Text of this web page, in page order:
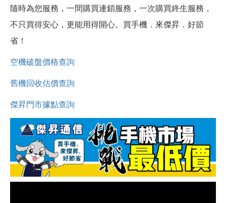
隨時為您服務，一間購買連鎖服務，一次購買終生服務，
不只買得安心，更能用得開心。買手機．來傑昇．好節
省！
空機破盤價格查詢
舊機回收估價查詢
傑昇門市據點查詢